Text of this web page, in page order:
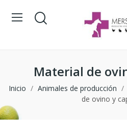
Material de
Inicio Animales de producción
de ovino y